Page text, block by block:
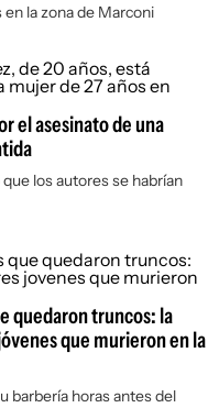
la zona de Marconi
el asesinato de una
los autores se habrían
quedaron truncos: la
que murieron en la
barbería horas antes del